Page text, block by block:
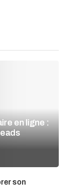
en ligne :
son